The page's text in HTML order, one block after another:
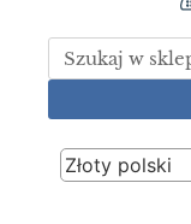
Złoty polski